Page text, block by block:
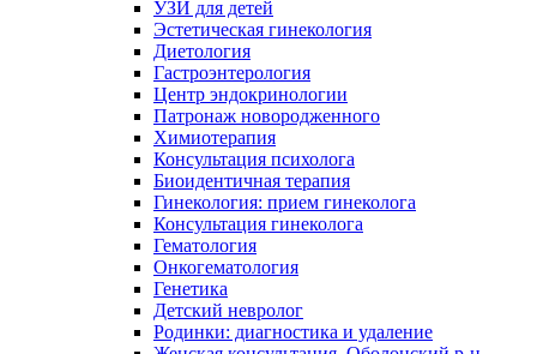
УЗИ для детей
Эстетическая гинекология
Диетология
Гастроэнтерология
Центр эндокринологии
Патронаж новородженного
Химиотерапия
Консультация психолога
Биоидентичная терапия
Гинекология: прием гинеколога
Консультация гинеколога
Гематология
Онкогематология
Генетика
Детский невролог
Родинки: диагностика и удаление